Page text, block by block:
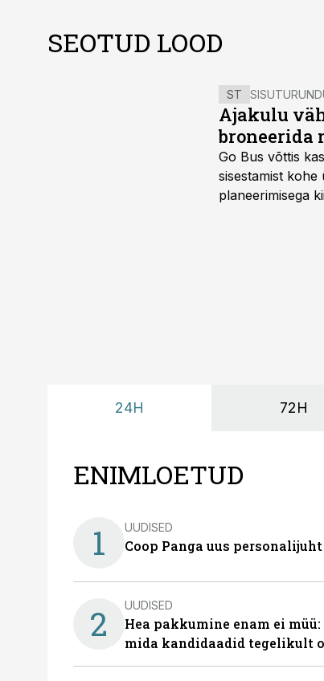
SEOTUD LOOD
ST
Ajakulu
broneerida
Go Bus võttis
sisestamist kohe
planeerimisega
24H 72H
ENIMLOETUD
1 UUDISED
Coop Panga uus
2 UUDISED
Hea pakkumine enam ei
mida kandidaadid tegelikult